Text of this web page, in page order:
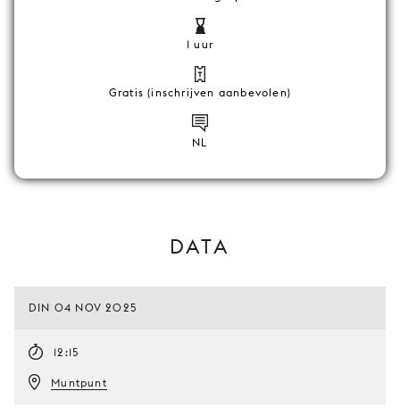
1 uur
Gratis (inschrijven aanbevolen)
NL
DATA
DIN 04 NOV 2025
12:15
Muntpunt